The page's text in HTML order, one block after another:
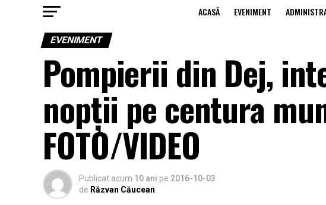
ACASĂ EVENIMENT
EVENIMENT
Pompierii din Dej,
nopții pe centura
FOTO/VIDEO
Publicat acum 10 ani pe 2016-10-03
de Răzvan Căucean